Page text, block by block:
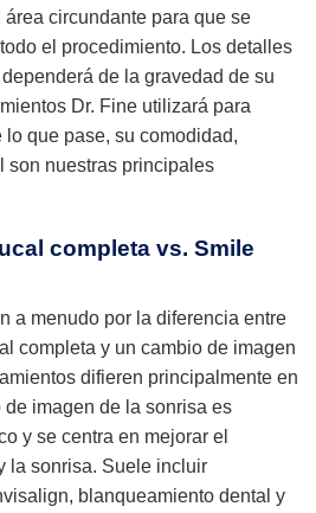
área circundante para que se
el procedimiento. Los detalles
de la gravedad de su
Dr. Fine utilizará para
lo que pase, su comodidad,
son nuestras principales
completa vs. Smile
a menudo por la diferencia entre
completa y un cambio de imagen
difieren principalmente en
imagen de la sonrisa es
y se centra en mejorar el
la sonrisa. Suele incluir
blanqueamiento dental y